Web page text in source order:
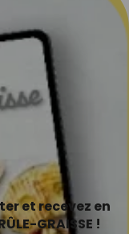
et recevez en
GRAISSE !